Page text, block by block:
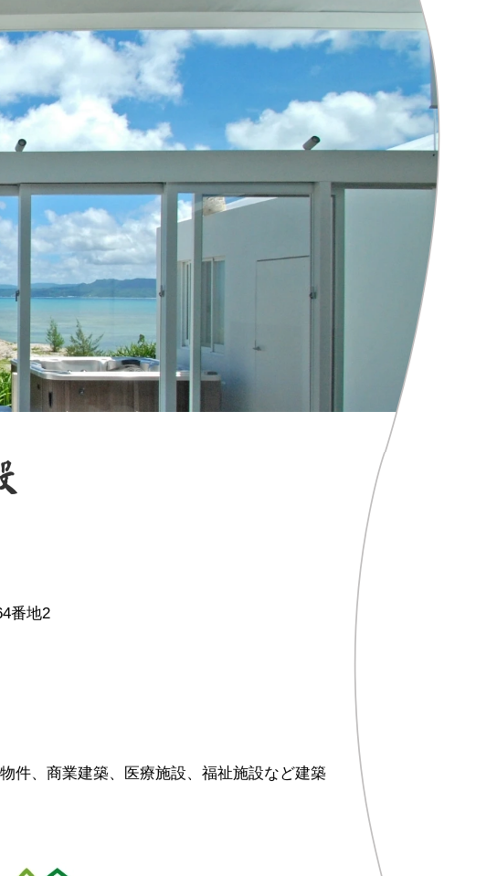
番地2
件、商業建築、医療施設、福祉施設など建築